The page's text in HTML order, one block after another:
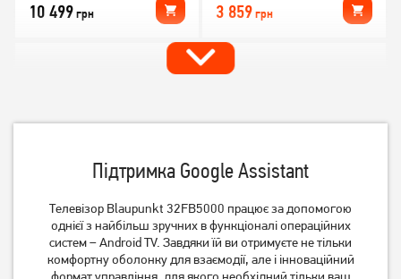
10 499грн 3 859грн
Телевізор Philips
43PUS8118/12
23 739грн
Телевізор OzoneHD
43FSN93T2
10 599грн
Підтримка Google Assistant
Телевізор Blaupunkt 32FB5000 працює за допомогою
однієї з найбільш зручних в функціоналі операційних
систем – Android TV. Завдяки їй ви отримуєте не тільки
комфортну оболонку для взаємодії, але і інноваційний